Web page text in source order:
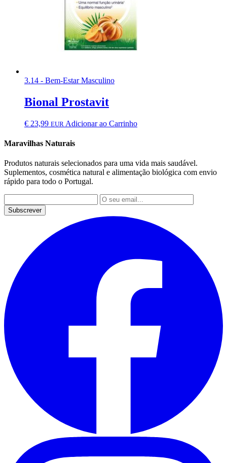
3.14 - Bem-Estar Masculino
Bional Prostavit
€ 23,99 EUR Adicionar ao Carrinho
Maravilhas Naturais
Produtos naturais selecionados para uma vida mais saudável.
Suplementos, cosmética natural e alimentação biológica com envio
rápido para todo o Portugal.
Subscrever